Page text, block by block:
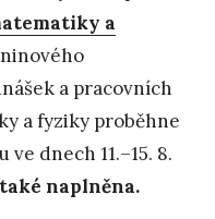
a
a pracovních
a fyziky proběhne
dnech 11.–15. 8.
naplněna.